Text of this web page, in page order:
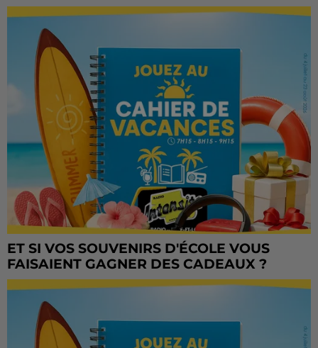
ET SI VOS SOUVENIRS D'ÉCOLE VOUS
FAISAIENT GAGNER DES CADEAUX ?